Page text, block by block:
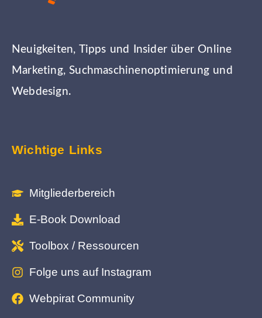
Neuigkeiten, Tipps und Insider über Online
Marketing, Suchmaschinenoptimierung und
Webdesign.
Wichtige Links
Mitgliederbereich
E-Book Download
Toolbox / Ressourcen
Folge uns auf Instagram
Webpirat Community